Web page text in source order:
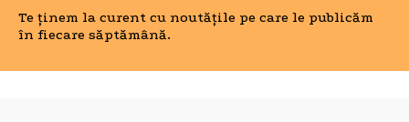
Te ținem la curent cu noutățile pe care le publicăm
în fiecare săptămână.